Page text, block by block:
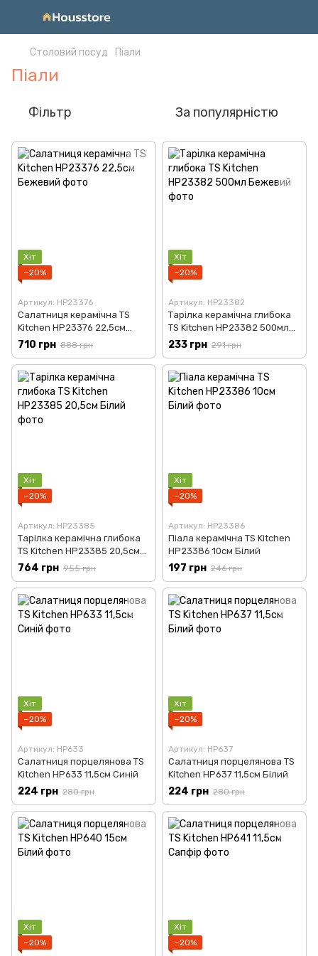
Столовий посуд Піали
Піали
Фільтр За популярністю
Хіт
−20%
Артикул: HP23376
Салатниця керамічна TS
Kitchen HP23376 22,5см
Бежевий
710 грн 888 грн
Хіт
−20%
Артикул: HP23382
Тарілка керамічна глибока
TS Kitchen HP23382 500мл
Бежевий
233 грн 291 грн
Хіт
−20%
Артикул: HP23385
Тарілка керамічна глибока
TS Kitchen HP23385 20,5см
Білий
764 грн 955 грн
Хіт
−20%
Артикул: HP23386
Піала керамічна TS Kitchen
HP23386 10см Білий
197 грн 246 грн
Хіт
−20%
Артикул: HP633
Салатниця порцелянова TS
Kitchen HP633 11,5см Синій
224 грн 280 грн
Хіт
−20%
Артикул: HP637
Салатниця порцелянова TS
Kitchen HP637 11,5см Білий
224 грн 280 грн
Хіт
−20%
Хіт
−20%